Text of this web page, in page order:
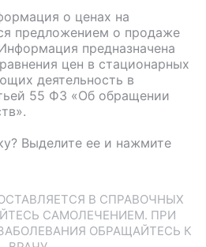
о ценах на
предложением о продаже
предназначена
цен в стационарных
деятельность в
55 ФЗ «Об обращении
Выделите ее и нажмите
В СПРАВОЧНЫХ
САМОЛЕЧЕНИЕМ. ПРИ
ОБРАЩАЙТЕСЬ К